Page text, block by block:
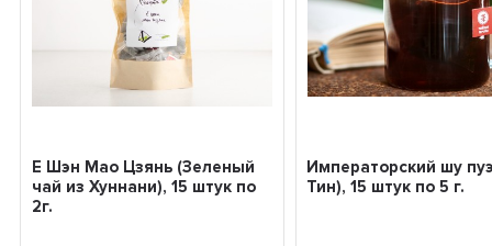
Е Шэн Мао Цзянь (Зеленый
чай из Хуннани), 15 штук по
2г.
Императорский шу
Тин), 15 штук по 5 г.